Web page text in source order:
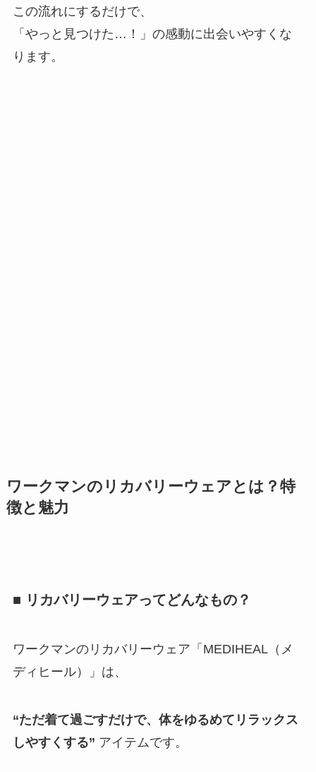
この流れにするだけで、
「やっと見つけた…！」の感動に出会いやすくな
ります。
ワークマンのリカバリーウェアとは？特
徴と魅力
■ リカバリーウェアってどんなもの？
ワークマンのリカバリーウェア「MEDIHEAL（メ
ディヒール）」は、
“ただ着て過ごすだけで、体をゆるめてリラックス
しやすくする” アイテムです。